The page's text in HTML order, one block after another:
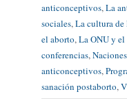
anticonceptivos, La
sociales, La cultura de
el aborto, La ONU y
conferencias,
anticonceptivos,
sanación postaborto,